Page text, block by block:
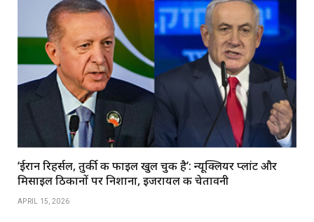
‘ईरान रिहर्सल, तुर्की की फाइल खुल चुकी है’: न्यूक्लियर प्लांट और
मिसाइल ठिकानों पर निशाना, इजरायल की चेतावनी
APRIL 15, 2026